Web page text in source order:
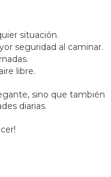
situación.
seguridad al caminar.
libre.
sino que también
diarias.